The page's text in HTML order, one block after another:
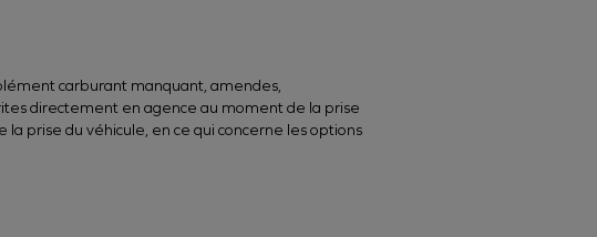
carburant manquant, amendes,
directement en agence au moment de la prise
prise du véhicule, en ce qui concerne les options